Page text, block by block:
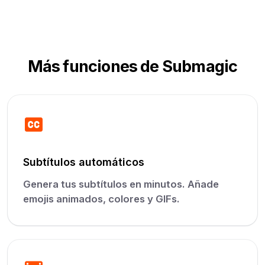
Más funciones de Submagic
Subtítulos automáticos
Genera tus subtítulos en minutos. Añade
emojis animados, colores y GIFs.